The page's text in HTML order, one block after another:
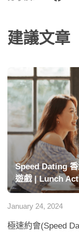
建議文章
Speed Dating
遊戲 | Lunch
January 24, 2024
極速約會(Speed